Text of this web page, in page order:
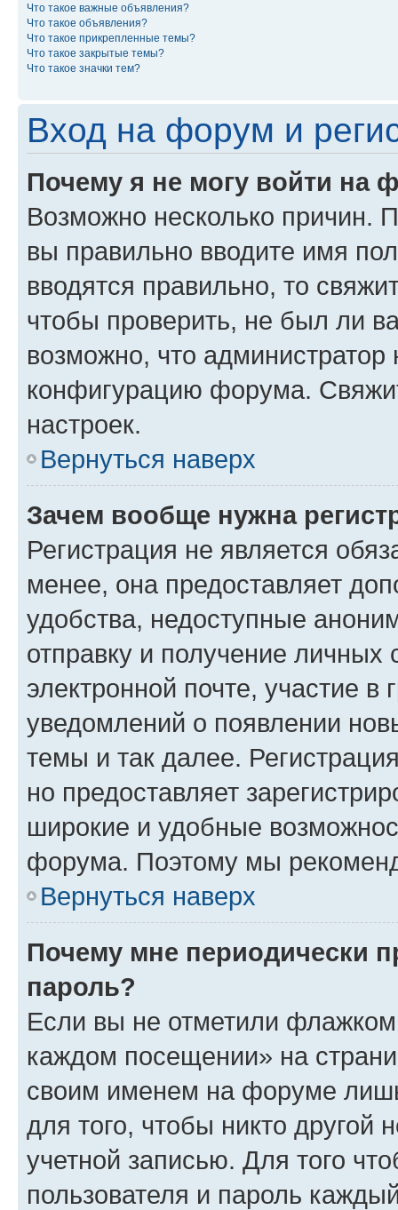
Что такое важные объявления?
Что такое объявления?
Что такое прикрепленные темы?
Что такое закрытые темы?
Что такое значки тем?
Вход на форум и
Почему я не могу войти на
Возможно несколько причин.
вы правильно вводите имя
вводятся правильно, то
чтобы проверить, не был ли
возможно, что администратор
конфигурацию форума.
настроек.
Вернуться наверх
Зачем вообще нужна
Регистрация не является
менее, она предоставляет
удобства, недоступные
отправку и получение
электронной почте, участие в
уведомлений о появлении
темы и так далее.
но предоставляет
широкие и удобные
форума. Поэтому мы
Вернуться наверх
Почему мне периодически
пароль?
Если вы не отметили флажком
каждом посещении» на
своим именем на форуме
для того, чтобы никто другой
учетной записью. Для того
пользователя и пароль